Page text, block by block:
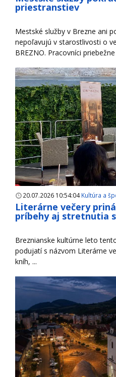
priestranstiev
Mestské služby v Brezne ani
nepoľavujú v starostlivosti o
BREZNO. Pracovníci
20.07.2026 10:54:04Kultúra a
Literárne večery
príbehy aj stretnutia
Breznianske kultúrne leto
podujatí s názvom Literárne
kníh, ...